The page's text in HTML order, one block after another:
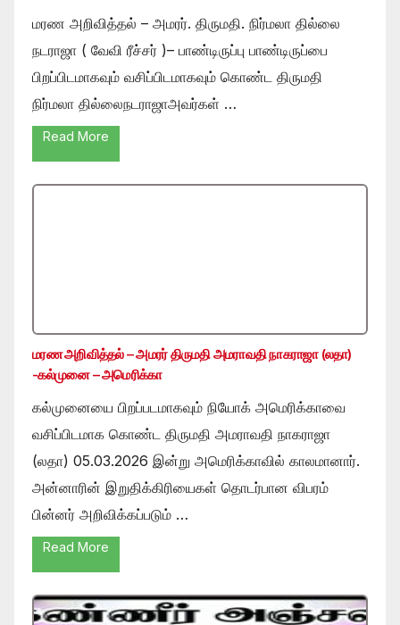
மரண அறிவித்தல் – அமரர். திருமதி. நிர்மலா தில்லை
நடராஜா ( வேவி ரீச்சர் )– பாண்டிருப்பு பாண்டிருப்பை
பிறப்பிடமாகவும் வசிப்பிடமாகவும் கொண்ட திருமதி
நிர்மலா தில்லைநடராஜாஅவர்கள் …
Read More
மரண அறிவித்தல் – அமரர் திருமதி அமராவதி நாகராஜா (லதா)
-கல்முனை – அமெரிக்கா
கல்முனையை பிறப்படமாகவும் நியோக் அமெரிக்காவை
வசிப்பிடமாக கொண்ட திருமதி அமராவதி நாகராஜா
(லதா) 05.03.2026 இன்று அமெரிக்காவில் காலமானார்.
அன்னாரின் இறுதிக்கிரியைகள் தொடர்பான விபரம்
பின்னர் அறிவிக்கப்படும் …
Read More